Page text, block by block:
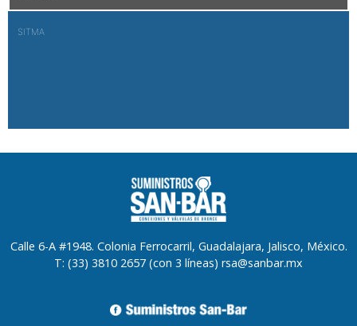
SITMA
Calle 6-A #1948. Colonia Ferrocarril, Guadalajara, Jalisco, México.
T: (33) 3810 2657 (con 3 líneas) rsa@sanbar.mx